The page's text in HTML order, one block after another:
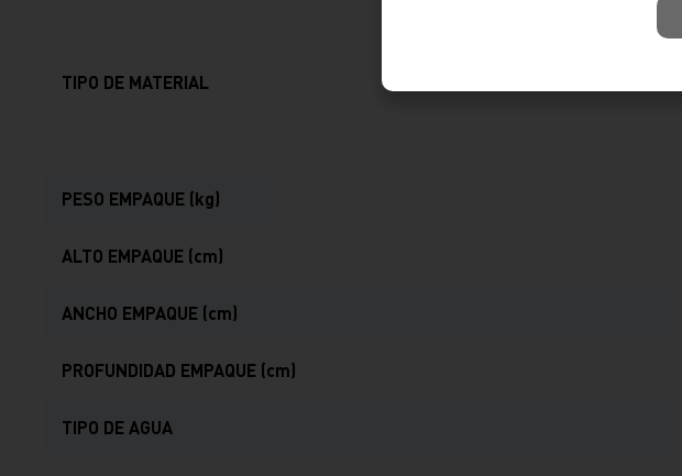
TIPO DE MATERIAL
PESO EMPAQUE (kg)
ALTO EMPAQUE (cm)
ANCHO EMPAQUE (cm)
PROFUNDIDAD EMPAQUE (cm)
TIPO DE AGUA